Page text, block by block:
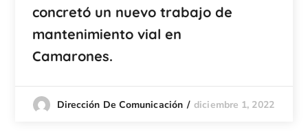
concretó un nuevo trabajo de
mantenimiento vial en
Camarones.
Dirección De Comunicación diciembre 1, 2022